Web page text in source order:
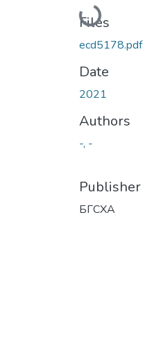
Loading...
Files
ecd5178.pdf
Date
2021
Authors
-, -
Publisher
БГСХА